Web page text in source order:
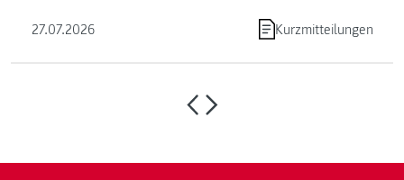
27.07.2026
Kurzmitteilungen